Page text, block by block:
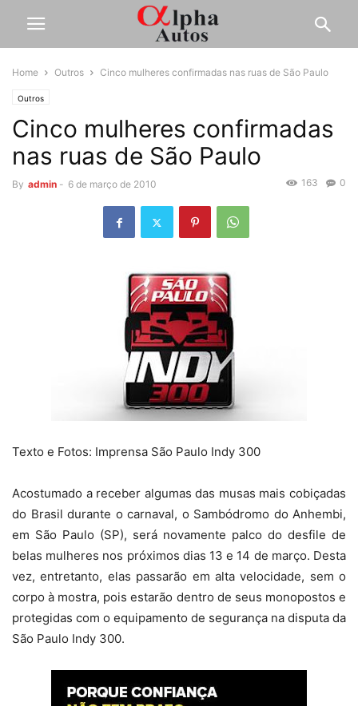
Home Outros Cinco mulheres confirmadas nas ruas de São Paulo
Outros
Cinco mulheres confirmadas
nas ruas de São Paulo
By admin - 6 de março de 2010 0
163
Texto e Fotos: Imprensa São Paulo Indy 300
Acostumado a receber algumas das musas mais cobiçadas
do Brasil durante o carnaval, o Sambódromo do Anhembi,
em São Paulo (SP), será novamente palco do desfile de
belas mulheres nos próximos dias 13 e 14 de março. Desta
vez, entretanto, elas passarão em alta velocidade, sem o
corpo à mostra, pois estarão dentro de seus monopostos e
protegidas com o equipamento de segurança na disputa da
São Paulo Indy 300.